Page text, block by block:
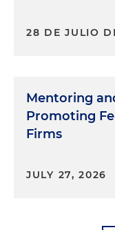
28 DE JULIO
Mentoring
Promoting
Firms
JULY 27, 2026